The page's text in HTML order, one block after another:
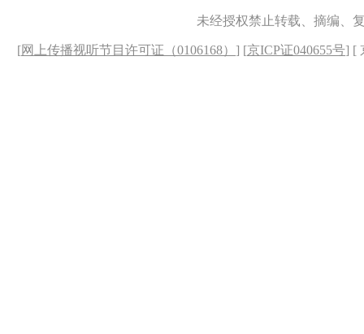
未经授权禁止转载、摘编、
[网上传播视听节目许可证（0106168） ] [京ICP证040655号] [